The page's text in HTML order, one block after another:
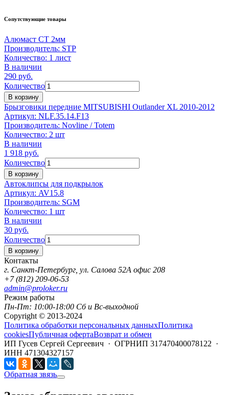
Сопутствующие товары
Алюмаст СТ 2мм
Производитель: STP
Количество: 1 лист
В наличии
290 руб.
Количество
В корзину
Брызговики передние MITSUBISHI Outlander XL 2010-2012
Артикул: NLF.35.14.F13
Производитель: Novline / Totem
Количество: 2 шт
В наличии
1 918 руб.
Количество
В корзину
Автоклипсы для подкрылок
Артикул: AV15.8
Производитель: SGM
Количество: 1 шт
В наличии
30 руб.
Количество
В корзину
Контакты
г. Санкт-Петербург, ул. Салова 52А офис 208
+7 (812) 209-06-53
admin@proloker.ru
Режим работы
Пн-Пт: 10:00-18:00 Сб и Вс-выходной
Copyright © 2013-2024
Политика обработки персональных данныхПолитика
cookiesПубличная офертаВозврат и обмен
ИП Гусев Сергей Сергеевич · ОГРНИП 317470400078122 ·
ИНН 471304327157
Обратная звязь